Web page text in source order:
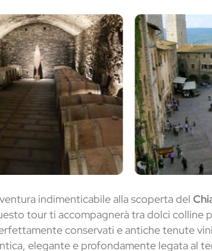
indimenticabile alla scoperta del
tour ti accompagnerà tra dolci colline
conservati e antiche tenute
elegante e profondamente legata al